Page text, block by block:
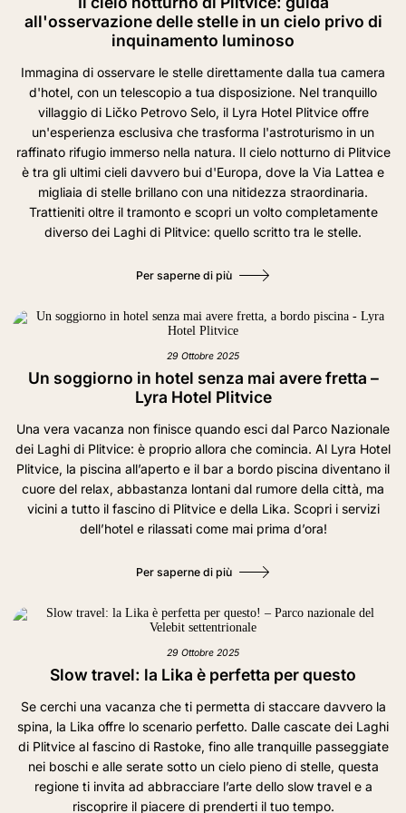
all'osservazione delle stelle in un cielo privo di
inquinamento luminoso
Immagina di osservare le stelle direttamente dalla tua camera
d'hotel, con un telescopio a tua disposizione. Nel tranquillo
villaggio di Ličko Petrovo Selo, il Lyra Hotel Plitvice offre
un'esperienza esclusiva che trasforma l'astroturismo in un
raffinato rifugio immerso nella natura. Il cielo notturno di Plitvice
è tra gli ultimi cieli davvero bui d'Europa, dove la Via Lattea e
migliaia di stelle brillano con una nitidezza straordinaria.
Trattieniti oltre il tramonto e scopri un volto completamente
diverso dei Laghi di Plitvice: quello scritto tra le stelle.
Per saperne di più
29 Ottobre 2025
Un soggiorno in hotel senza mai avere fretta –
Lyra Hotel Plitvice
Una vera vacanza non finisce quando esci dal Parco Nazionale
dei Laghi di Plitvice: è proprio allora che comincia. Al Lyra Hotel
Plitvice, la piscina all’aperto e il bar a bordo piscina diventano il
cuore del relax, abbastanza lontani dal rumore della città, ma
vicini a tutto il fascino di Plitvice e della Lika. Scopri i servizi
dell’hotel e rilassati come mai prima d’ora!
Per saperne di più
29 Ottobre 2025
Slow travel: la Lika è perfetta per questo
Se cerchi una vacanza che ti permetta di staccare davvero la
spina, la Lika offre lo scenario perfetto. Dalle cascate dei Laghi
di Plitvice al fascino di Rastoke, fino alle tranquille passeggiate
nei boschi e alle serate sotto un cielo pieno di stelle, questa
regione ti invita ad abbracciare l’arte dello slow travel e a
riscoprire il piacere di prenderti il tuo tempo.